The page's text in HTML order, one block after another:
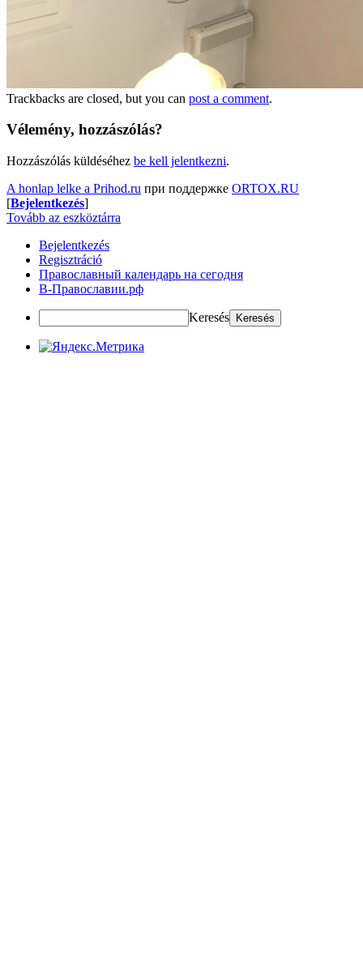
Trackbacks are closed, but you can post a comment.
Vélemény, hozzászólás?
Hozzászólás küldéséhez be kell jelentkezni.
A honlap lelke a Prihod.ru при поддержке ORTOX.RU
[Bejelentkezés]
Tovább az eszköztárra
Bejelentkezés
Regisztráció
Православный календарь на сегодня
В-Православии.рф
Keresés